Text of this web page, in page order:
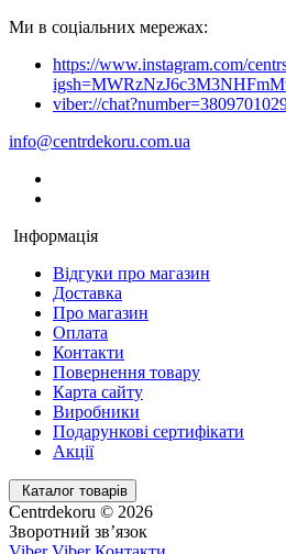
Ми в соціальних мережах:
https://www.instagram.com/
viber://
info@centrdekoru.com.ua
Інформація
Відгуки про магазин
Доставка
Про магазин
Оплата
Контакти
Повернення товару
Карта сайту
Виробники
Подарункові сертифікати
Акції
Каталог товарів
Centrdekoru © 2026
Зворотний зв’язок